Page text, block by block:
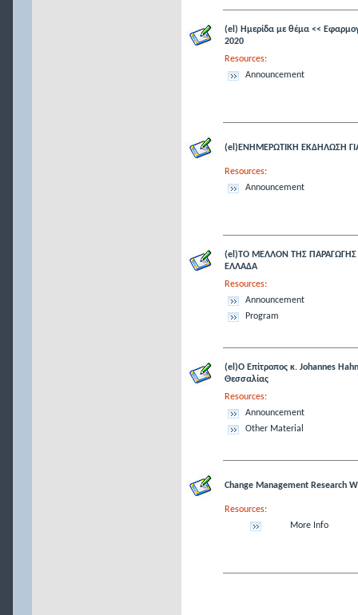
(el) Ημερίδα με θέμα <<
2020
Resources:
Announcement
(el)ΕΝΗΜΕΡΩΤΙΚΗ ΕΚΔΗΛΩΣΗ
Resources:
Announcement
(el)ΤΟ ΜΕΛΛΟΝ ΤΗΣ
ΕΛΛΑΔΑ
Resources:
Announcement
Program
(el)Ο Επίτροπος κ. Johannes
Θεσσαλίας
Resources:
Announcement
Other Material
Change Management Research
Resources:
More Info